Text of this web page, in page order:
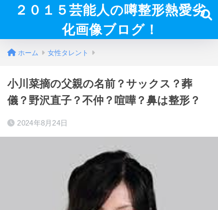
２０１５芸能人の噂整形熱愛劣
化画像ブログ！
ホーム 女性タレント
小川菜摘の父親の名前？サックス？葬
儀？野沢直子？不仲？喧嘩？鼻は整形？
2024年8月24日